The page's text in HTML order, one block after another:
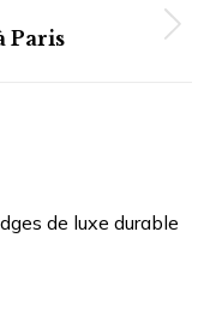
Paris
de luxe durable